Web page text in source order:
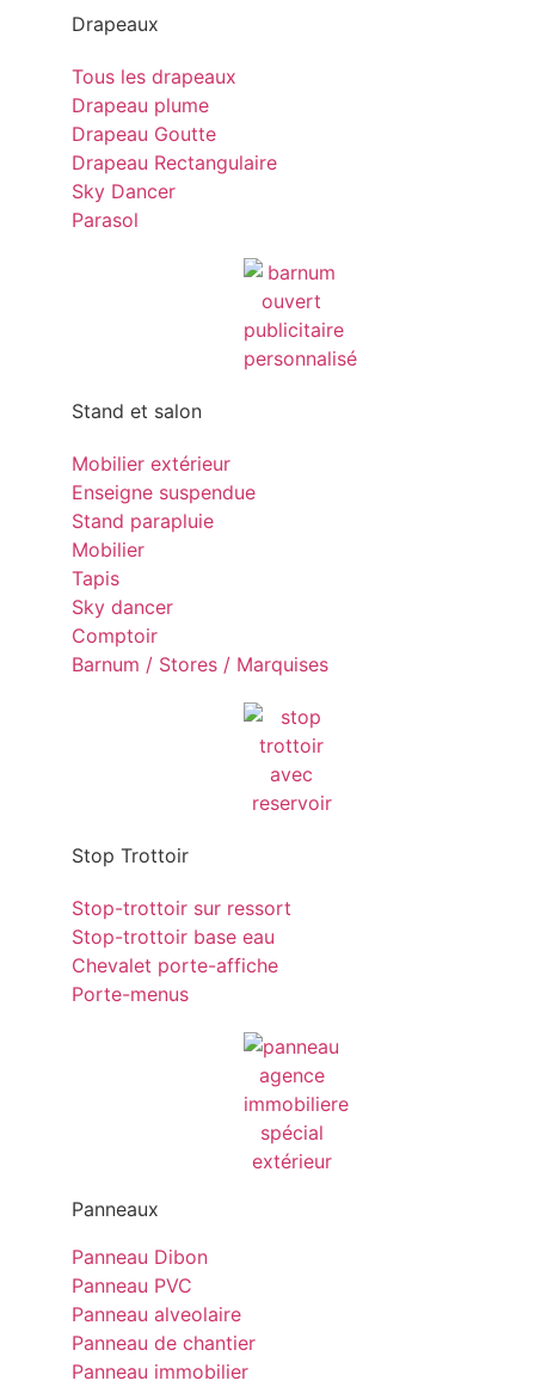
Drapeaux
Tous les drapeaux
Drapeau plume
Drapeau Goutte
Drapeau Rectangulaire
Sky Dancer
Parasol
Stand et salon
Mobilier extérieur
Enseigne suspendue
Stand parapluie
Mobilier
Tapis
Sky dancer
Comptoir
Barnum / Stores / Marquises
Stop Trottoir
Stop-trottoir sur ressort
Stop-trottoir base eau
Chevalet porte-affiche
Porte-menus
Panneaux
Panneau Dibon
Panneau PVC
Panneau alveolaire
Panneau de chantier
Panneau immobilier